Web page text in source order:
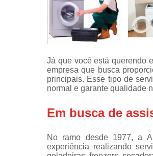
Já que você está querendo
empresa que busca
principais. Esse tipo de
normal e garante qualidade
Em busca de
No ramo desde 1977, a
experiência realizando